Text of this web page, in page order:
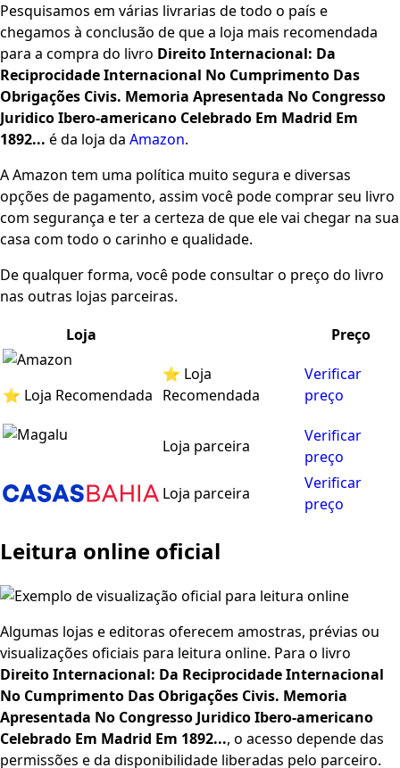
Pesquisamos em várias livrarias de todo o país e
chegamos à conclusão de que a loja mais recomendada
para a compra do livro Direito Internacional: Da
Reciprocidade Internacional No Cumprimento Das
Obrigações Civis. Memoria Apresentada No Congresso
Juridico Ibero-americano Celebrado Em Madrid Em
1892... é da loja da Amazon.
A Amazon tem uma política muito segura e diversas
opções de pagamento, assim você pode comprar seu livro
com segurança e ter a certeza de que ele vai chegar na sua
casa com todo o carinho e qualidade.
De qualquer forma, você pode consultar o preço do livro
nas outras lojas parceiras.
Loja
Preço
⭐ Loja Recomendada
⭐ Loja
Recomendada
Verificar
preço
Loja parceira
Verificar
preço
Loja parceira
Verificar
preço
Leitura online oficial
Algumas lojas e editoras oferecem amostras, prévias ou
visualizações oficiais para leitura online. Para o livro
Direito Internacional: Da Reciprocidade Internacional
No Cumprimento Das Obrigações Civis. Memoria
Apresentada No Congresso Juridico Ibero-americano
Celebrado Em Madrid Em 1892..., o acesso depende das
permissões e da disponibilidade liberadas pelo parceiro.